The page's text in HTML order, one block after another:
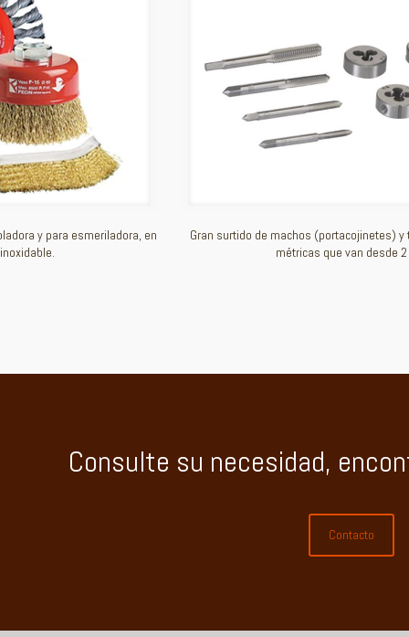
y para esmeriladora, en
Gran surtido de machos (portacojinetes)
métricas que van desde 2
Consulte su necesidad,
Contacto